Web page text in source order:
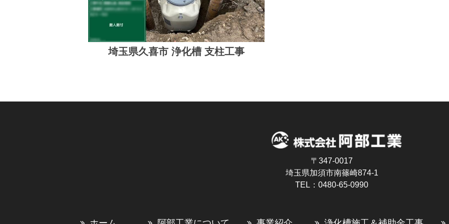
埼玉県久喜市 浄化槽 支柱工事
〒347-0017
埼玉県加須市南篠崎874-1
TEL：0480-65-0990